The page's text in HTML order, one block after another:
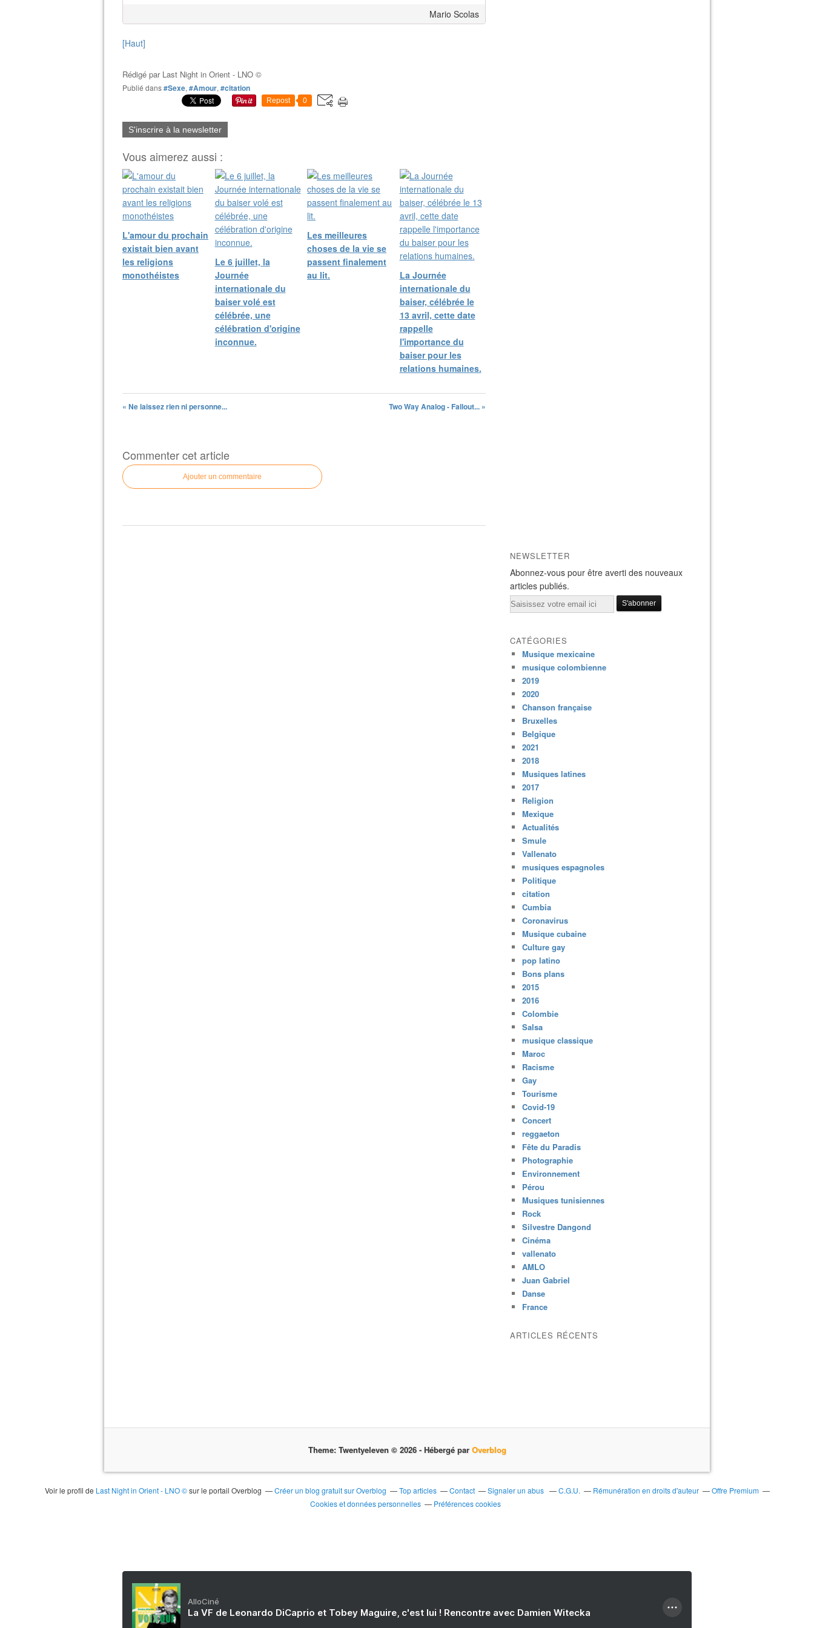
Mario Scolas
[Haut]
Rédigé par Last Night in Orient - LNO ©
Publié dans#Sexe, #Amour, #citation
Repost 0
S'inscrire à la newsletter
Vous aimerez aussi :
L'amour du prochain
existait bien avant
les religions
monothéistes
Le 6 juillet, la
Journée
internationale du
baiser volé est
célébrée, une
célébration d'origine
inconnue.
Les meilleures
choses de la vie se
passent finalement
au lit.
La Journée
internationale du
baiser, célébrée le
13 avril, cette date
rappelle
l'importance du
baiser pour les
relations humaines.
« Ne laissez rien ni personne... Two Way Analog - Fallout... »
Commenter cet article
Ajouter un commentaire
NEWSLETTER
Abonnez-vous pour être averti des nouveaux
articles publiés.
Email
CATÉGORIES
Musique mexicaine
musique colombienne
2019
2020
Chanson française
Bruxelles
Belgique
2021
2018
Musiques latines
2017
Religion
Mexique
Actualités
Smule
Vallenato
musiques espagnoles
Politique
citation
Cumbia
Coronavirus
Musique cubaine
Culture gay
pop latino
Bons plans
2015
2016
Colombie
Salsa
musique classique
Maroc
Racisme
Gay
Tourisme
Covid-19
Concert
reggaeton
Fête du Paradis
Photographie
Environnement
Pérou
Musiques tunisiennes
Rock
Silvestre Dangond
Cinéma
vallenato
AMLO
Juan Gabriel
Danse
France
ARTICLES RÉCENTS
Theme: Twentyeleven © 2026 - Hébergé par Overblog
Voir le profil de Last Night in Orient - LNO ©sur le portail Overblog Créer un blog gratuit sur Overblog Top articles Contact Signaler un abus C.G.U. Rémunération en droits d'auteur
Offre Premium
Cookies et données personnelles
Préférences cookies
AlloCiné
La VF de Leonardo DiCaprio et Tobey Maguire, c'est lui ! Rencontre avec Damien Witecka